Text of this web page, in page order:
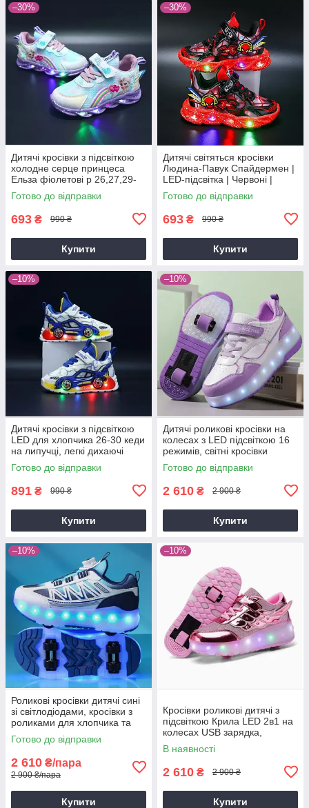
–30%
Дитячі кросівки з підсвіткою
холодне серце принцеса
Ельза фіолетові р 26,27,29-
36
Готово до відправки
693 ₴ 990 ₴
Купити
–30%
Дитячі світяться кросівки
Людина-Павук Спайдермен |
LED-підсвітка | Червоні |
Розміри 26, 35
Готово до відправки
693 ₴ 990 ₴
Купити
–10%
Дитячі кросівки з підсвіткою
LED для хлопчика 26-30 кеди
на липучці, легкі дихаючі
кросівки з колесами дизайн
авто
Готово до відправки
891 ₴ 990 ₴
Купити
–10%
Дитячі роликові кросівки на
колесах з LED підсвіткою 16
режимів, світні кросівки
трансформери для дітей
розміри 30-35,38-40
Готово до відправки
2 610 ₴ 2 900 ₴
Купити
–10%
Роликові кросівки дитячі сині
зі світлодіодами, кросівки з
роликами для хлопчика та
дівчинки р. 30-40
Готово до відправки
2 610 ₴/пара
2 900 ₴/пара
Купити
–10%
Кросівки роликові дитячі з
підсвіткою Крила LED 2в1 на
колесах USB зарядка,
знімний ролик, 3 режими
світла, розміри 28-33
В наявності
2 610 ₴ 2 900 ₴
Купити